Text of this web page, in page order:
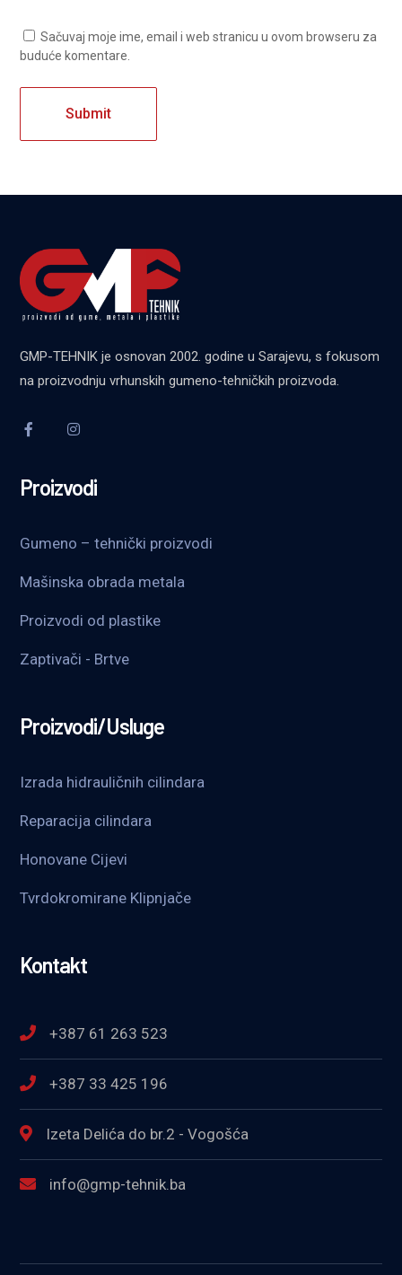
Sačuvaj moje ime, email i web stranicu u ovom browseru za
buduće komentare.
GMP-TEHNIK je osnovan 2002. godine u Sarajevu, s fokusom
na proizvodnju vrhunskih gumeno-tehničkih proizvoda.
Proizvodi
Gumeno – tehnički proizvodi
Mašinska obrada metala
Proizvodi od plastike
Zaptivači - Brtve
Proizvodi/Usluge
Izrada hidrauličnih cilindara
Reparacija cilindara
Honovane Cijevi
Tvrdokromirane Klipnjače
Kontakt
+387 61 263 523
+387 33 425 196
Izeta Delića do br.2 - Vogošća
info@gmp-tehnik.ba